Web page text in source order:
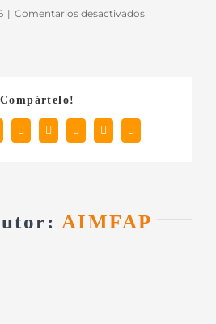
| Comentarios desactivadosen
LinkedInTumblrPinterest
Vk
Correo
electrónico
AIMFAP